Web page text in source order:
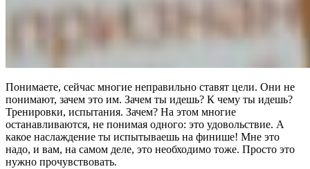
Понимаете, сейчас многие неправильно ставят цели. Они не
понимают, зачем это им. Зачем ты идешь? К чему ты идешь?
Тренировки, испытания. Зачем? На этом многие
останавливаются, не понимая одного: это удовольствие. А
какое наслаждение ты испытываешь на финише! Мне это
надо, и вам, на самом деле, это необходимо тоже. Просто это
нужно прочувствовать.